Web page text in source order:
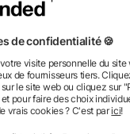
dès 0,61 €